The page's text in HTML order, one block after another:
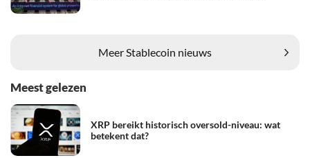
Meer Stablecoin nieuws
Meest gelezen
XRP bereikt historisch oversold-niveau: wat
betekent dat?